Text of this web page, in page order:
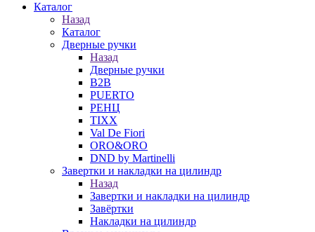
Каталог
Назад
Каталог
Дверные ручки
Назад
Дверные ручки
B2B
PUERTO
РЕНЦ
TIXX
Val De Fiori
ORO&ORO
DND by Martinelli
Завертки и накладки на цилиндр
Назад
Завертки и накладки на цилиндр
Завёртки
Накладки на цилиндр